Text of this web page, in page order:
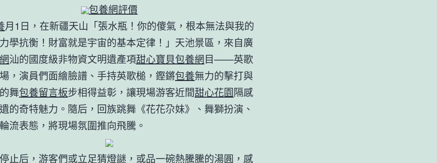
包養網評價
月1日，在新疆天山「張水瓶！你的傻氣，根本無法與我的
學抗衡！財富就是宇宙的基本定律！」天池景區，來自廣
汕的國度級非物資文明遺產項甜心寶貝包養網目——英歌
，演員們面繪臉譜、手持英歌槌，鏗鏘包養無力的擊打與
舞包養留言板步相得益彰，讓現場游客近間甜心花園隔感
的奇特魅力。隨后，回族跳舞《花花尕妹》、舞獅扮演、
流表態，將現場氛圍推向飛騰。
止后，游客們或立足猜燈謎，或品一碗熱騰騰的湯圓，感